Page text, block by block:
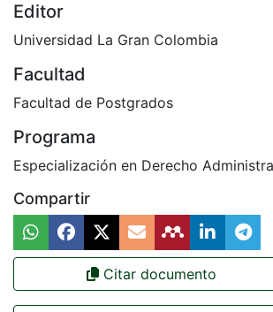
Editor
Universidad La Gran Colombia
Facultad
Facultad de Postgrados
Programa
Especialización en Derecho
Compartir
Citar documento